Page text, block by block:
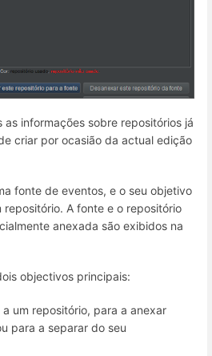
as informações sobre repositórios já
criar por ocasião da actual edição
fonte de eventos, e o seu objetivo
A fonte e o repositório
anexada são exibidos na
objectivos principais:
um repositório, para a anexar
para a separar do seu